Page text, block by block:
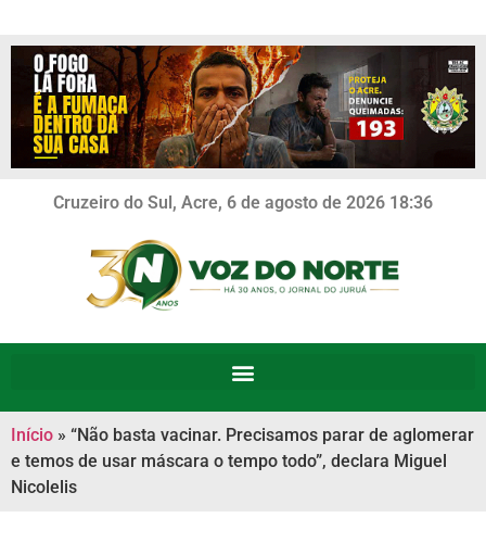
Cruzeiro do Sul, Acre, 6 de agosto de 2026 18:36
Início » “Não basta vacinar. Precisamos parar de aglomerar
e temos de usar máscara o tempo todo”, declara Miguel
Nicolelis